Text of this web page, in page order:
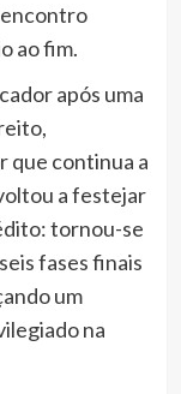
ao fim.
após uma
que continua a
a festejar
tornou-se
fases finais
um
na